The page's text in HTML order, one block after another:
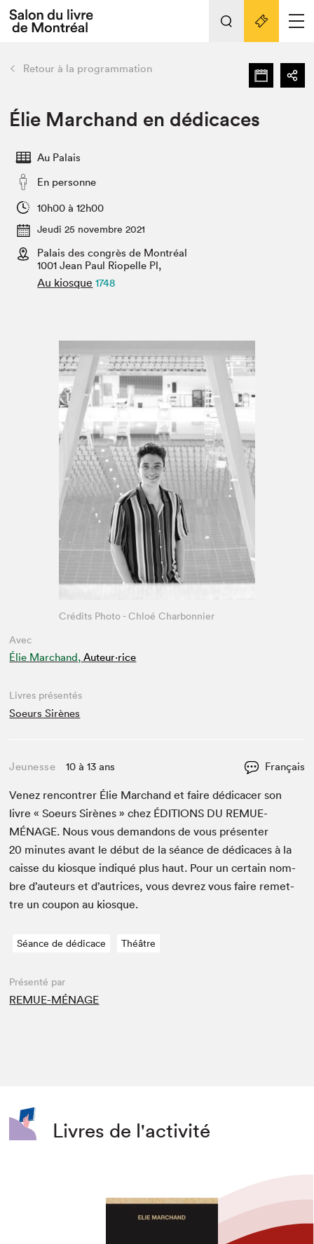
Espace médias
Espace exposant⋅e⋅s
Tout sur l'édition 2022
Actualités
Vidéos et Balados
Club de lecture Braindate
retour Nos activités
Édition 2022
Planifier sa visite
Projets partenaires 2022
Archives
Liens pratiques
Retour à la programmation
Élie Marchand en dédicaces
Au Palais
En personne
10h00 à 12h00
Jeudi 25 novembre 2021
Palais des congrès de Montréal
1001 Jean Paul Riopelle Pl,
Au kiosque 1748
Avec
Élie Marchand, Auteur·rice
Crédits Photo - Chloé Charbonnier
Livres présentés
Soeurs Sirènes
Jeunesse 10 à 13 ans Français
Venez ren­con­tr­er Élie Marc­hand et faire dédi­cac­er son
livre « Soeurs Sirènes » chez ÉDI­TIONS DU REMUE-
MÉNAGE. Nous vous deman­dons de vous présen­ter
20 min­utes avant le début de la séance de dédi­caces à la
caisse du kiosque indiqué plus haut. Pour un cer­tain nom­
bre d’auteurs et d’autrices, vous devrez vous faire remet­
tre un coupon au kiosque.
Séance de dédicace Théâtre
Présenté par
REMUE-MÉNAGE
Livres de l'activité